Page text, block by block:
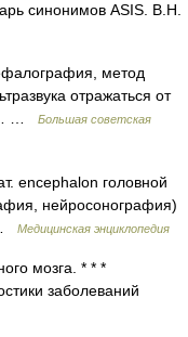
синонимов ASIS. В.Н.
метод
отражаться от
…
Большая советская
encephalon головной
нейросонография)
Медицинская энциклопедия
мозга. * * *
заболеваний